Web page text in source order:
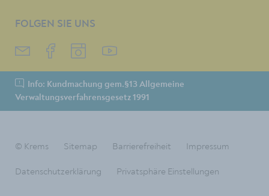
FOLGEN SIE UNS
Info: Kundmachung gem.§13 Allgemeine
Verwaltungsverfahrensgesetz 1991
© Krems Sitemap Barrierefreiheit Impressum
Datenschutzerklärung Privatsphäre Einstellungen